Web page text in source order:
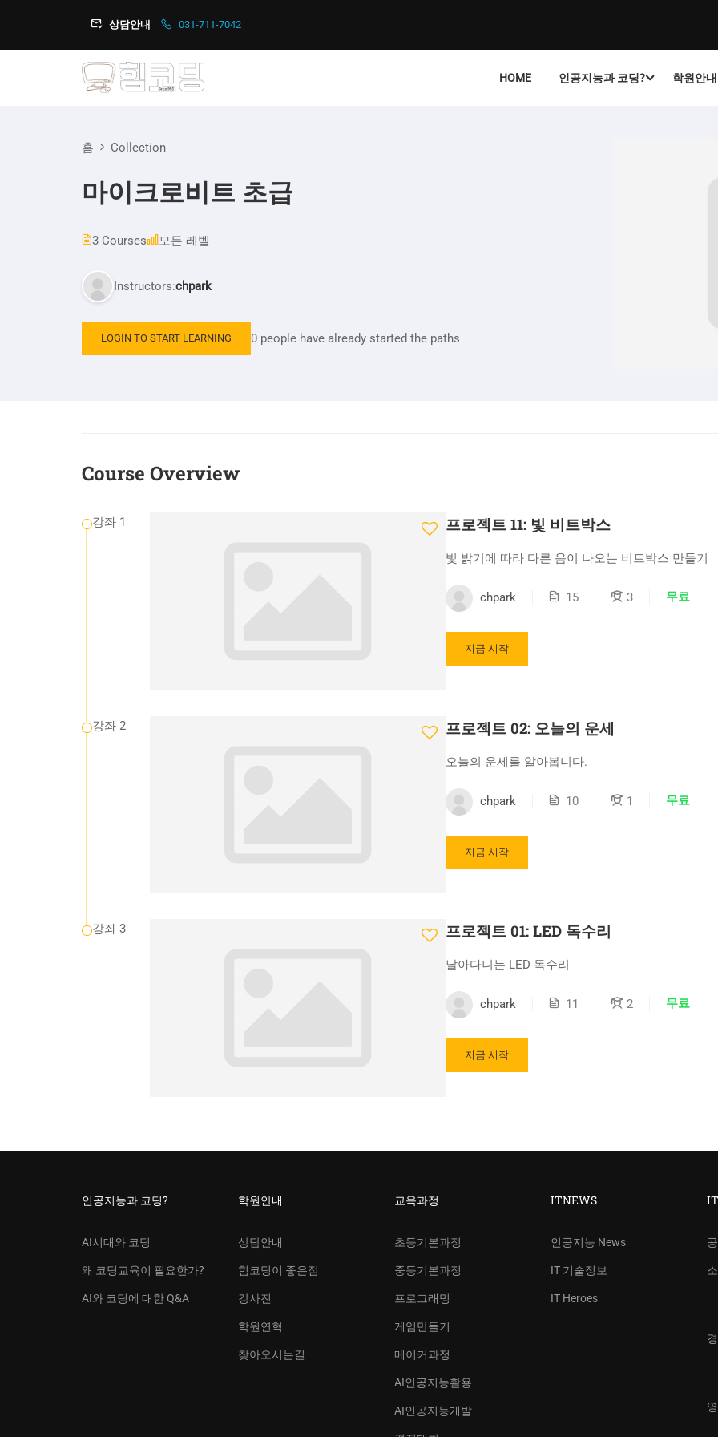
상담안내 031-711-7042
HOME 인공지능과 코딩? 학원안내
홈 Collection
마이크로비트 초급
3 Courses 모든 레벨
Instructors:chpark
LOGIN TO START LEARNING 0 people have already started the paths
Course Overview
강좌 1 프로젝트 11: 빛 비트박스
빛 밝기에 따라 다른 음이 나오는 비트박스 만들기
chpark 15 3 무료
지금 시작
강좌 2 프로젝트 02: 오늘의 운세
오늘의 운세를 알아봅니다.
chpark 10 1 무료
지금 시작
강좌 3 프로젝트 01: LED 독수리
날아다니는 LED 독수리
chpark 11 2 무료
지금 시작
인공지능과 코딩?
AI시대와 코딩
왜 코딩교육이 필요한가?
AI와 코딩에 대한 Q&A
학원안내
상담안내
힘코딩이 좋은점
강사진
학원연혁
찾아오시는길
교육과정
초등기본과정
중등기본과정
프로그래밍
게임만들기
메이커과정
AI인공지능활용
AI인공지능개발
ITNEWS
인공지능 News
IT 기술정보
IT Heroes